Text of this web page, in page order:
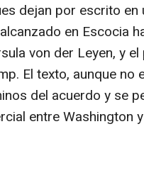
dejan por escrito en
en Escocia
von der Leyen, y
El texto, aunque no
del acuerdo y se
entre Washington